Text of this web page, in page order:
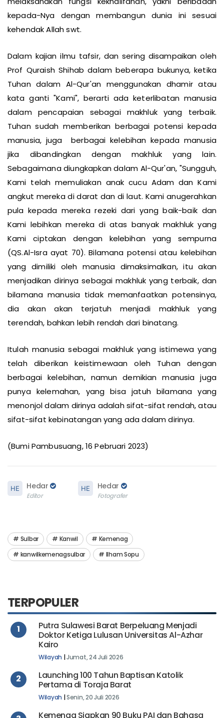
melaksanakan fungsi kekhalifahan, yakni beribadah
kepada-Nya dengan membangun dunia ini sesuai
Dalam kajian ilmu tafsir, dan sering disampaikan oleh
Prof Quraish Shihab dalam beberapa bukunya, ketika
Tuhan dalam Al-Qur'an menggunakan dhamir atau
kata ganti "Kami", berarti ada keterlibatan manusia
dalam pencapaian sebagai makhluk yang terbaik.
Tuhan sudah memberikan berbagai potensi kepada
manusia, juga berbagai kelebihan kepada manusia
jika dibandingkan dengan makhluk yang lain.
Sebagaimana diungkapkan dalam Al-Qur'an, "Sungguh,
angkut mereka di darat dan di laut. Kami anugerahkan
pula kepada mereka rezeki dari yang baik-baik dan
Kami lebihkan mereka di atas banyak makhluk yang
Kami ciptakan dengan kelebihan yang sempurna
(QS.Al-Isra ayat 70). Bilamana potensi atau kelebihan
yang dimiliki oleh manusia dimaksimalkan, itu akan
menjadikan dirinya sebagai makhluk yang terbaik, dan
bilamana manusia tidak memanfaatkan potensinya,
dia akan akan terjatuh menjadi makhluk yang
terendah, bahkan lebih rendah dari binatang.
Itulah manusia sebagai makhluk yang istimewa yang
telah diberikan keistimewaan oleh Tuhan dengan
berbagai kelebihan, namun demikian manusia juga
punya kelemahan, yang bisa jatuh bilamana yang
menonjol dalam dirinya adalah sifat-sifat rendah, atau
sifat-sifat kebinatangan yang ada dalam dirinya.
(Bumi Pambusuang, 16 Pebruari 2023)
Hedar Hedar
Sulbar Kanwil
Kemenag
kanwilkemenagsulbar
Ilham Sopu
TERPOPULER
1
Putra Sulawesi Barat Berpeluang Menjadi
Doktor Ketiga Lulusan Universitas Al-Azhar
2
Launching 100 Tahun Baptisan Katolik
Pertama di Toraja Barat